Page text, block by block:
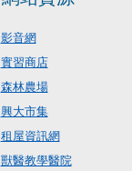
影音網
實習商店
森林農場
興大市集
租屋資訊網
獸醫教學醫院